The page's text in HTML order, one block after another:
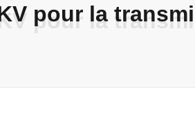
pour la
pour la